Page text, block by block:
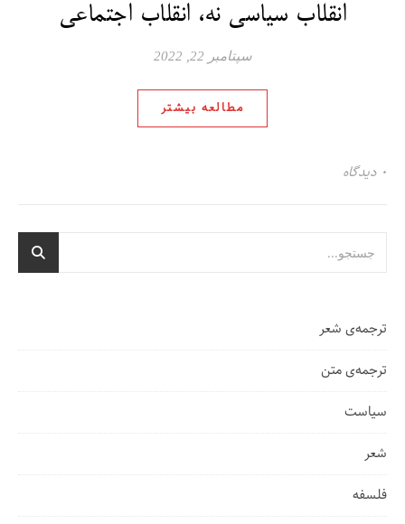
انقلاب سیاسی نه، انقلاب اجتماعی
سپتامبر 22, 2022
مطالعه بیشتر
۰ دیدگاه
ترجمه‌ی شعر
ترجمه‌ی متن
سیاست
شعر
فلسفه